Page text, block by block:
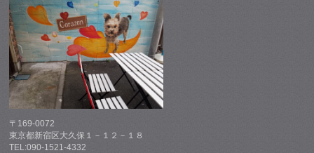
〒169-0072
東京都新宿区大久保１－１２－１８
TEL:090-1521-4332